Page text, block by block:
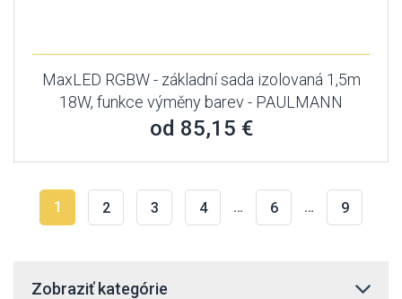
MaxLED RGBW - základní sada izolovaná 1,5m
18W, funkce výměny barev - PAULMANN
od 85,15 €
1 2 3 4 … 6 … 9
Zobraziť kategórie